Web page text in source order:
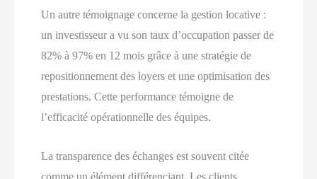
Un autre témoignage concerne la gestion locative :
un investisseur a vu son taux d’occupation passer de
82% à 97% en 12 mois grâce à une stratégie de
repositionnement des loyers et une optimisation des
prestations. Cette performance témoigne de
l’efficacité opérationnelle des équipes.
La transparence des échanges est souvent citée
comme un élément différenciant. Les clients